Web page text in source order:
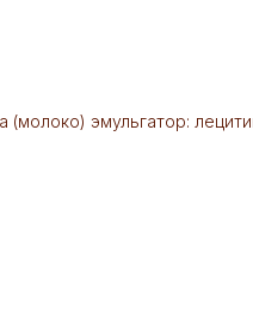
эмульгатор: